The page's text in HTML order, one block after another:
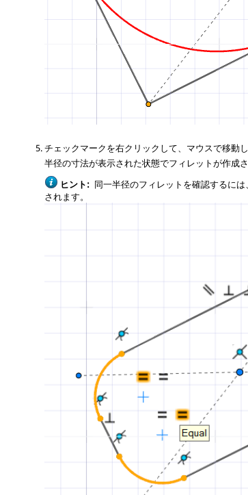
チェックマークを右クリックして、マウスで移動
半径の寸法が表示された状態でフィレットが作成さ
ヒント: 同一半径のフィレットを確認するに
されます。